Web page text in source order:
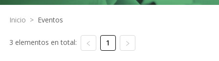
Inicio > Eventos
3 elementos en total: 1